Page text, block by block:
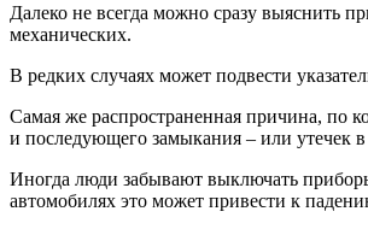
Далеко не всегда можно сразу выяснить
механических.
В редких случаях может подвести
Самая же распространенная причина, по
и последующего замыкания – или утечек в
Иногда люди забывают выключать
автомобилях это может привести к